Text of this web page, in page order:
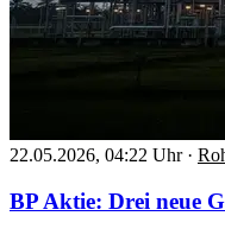
22.05.2026, 04:22 Uhr ·
BP Aktie: Drei neue